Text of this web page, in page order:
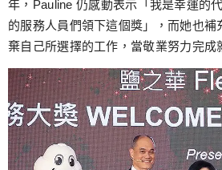
年，Pauline 仍感動表示「我是幸運的
的服務人員們領下這個獎」，而她也補
棄自己所選擇的工作，當敬業努力完成